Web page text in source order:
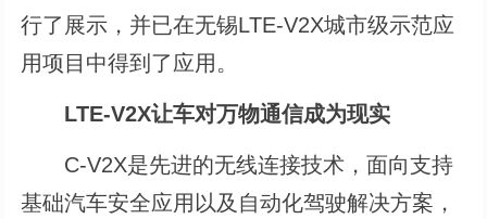
行了展示，并已在无锡LTE-V2X城市级示范应
用项目中得到了应用。
LTE-V2X让车对万物通信成为现实
C-V2X是先进的无线连接技术，面向支持
基础汽车安全应用以及自动化驾驶解决方案，